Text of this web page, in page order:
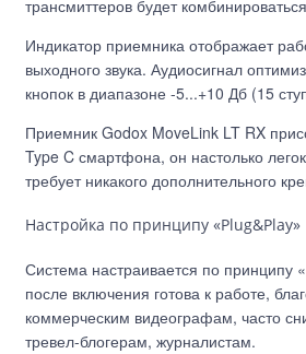
трансмиттеров будет
Индикатор приемника отображает
выходного звука. Аудиосигнал
кнопок в диапазоне -5...+10 Дб (15
Приемник Godox MoveLink LT RX
Type C смартфона, он настолько
требует никакого дополнительного
Настройка по принципу «Plug&Play»
Система настраивается по принципу
после включения готова к работе,
коммерческим видеографам, часто
тревел-блогерам, журналистам.